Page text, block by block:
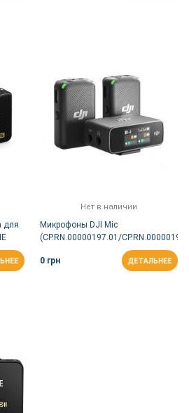
для
Нет в наличии
Микрофоны DJI Mic
(CP.RN.00000197.01/
0 грн ДЕТАЛЬНЕЕ